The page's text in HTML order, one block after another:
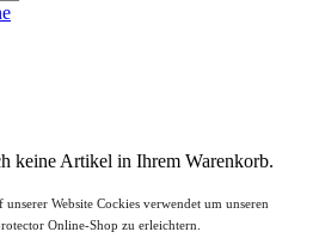
keine Artikel in Ihrem Warenkorb.
Website Cockies verwendet um unseren
Online-Shop zu erleichtern.